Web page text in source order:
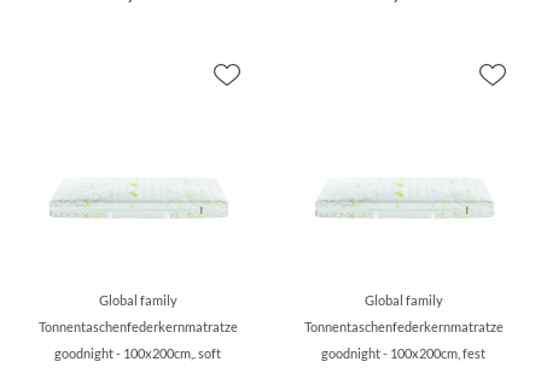
Global family
Tonnentaschenfederkernmatratze
goodnight - 100x200cm,. soft
Global family
Tonnentaschenfederkernmatratze
goodnight - 100x200cm, fest